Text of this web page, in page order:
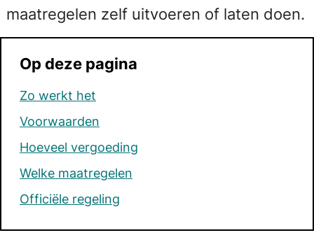
Op deze pagina
Zo werkt het
Voorwaarden
Hoeveel vergoeding
Welke maatregelen
Officiële regeling
maatregelen zelf uitvoeren of laten doen.